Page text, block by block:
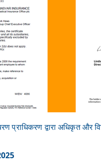
प्राधिकरण द्वारा अधिकृत और